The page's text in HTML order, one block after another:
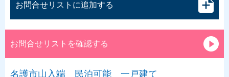
お問合せリストに追加する
お問合せリストを確認する
名護市山入端 民泊可能 一戸建て